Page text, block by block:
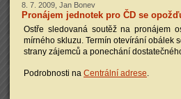
8. 7. 2009, Jan Bonev
Pronájem jednotek pro ČD se
Ostře sledovaná soutěž na pronájem
mírného skluzu. Termín otevírání obálek
strany zájemců a ponechání
Podrobnosti na Centrální adrese.